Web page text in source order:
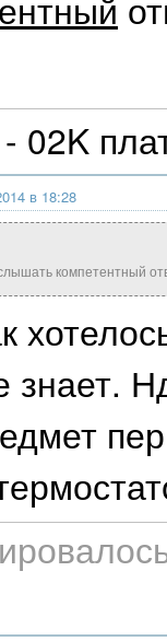
02K
в 18:28
компетентный
знает.